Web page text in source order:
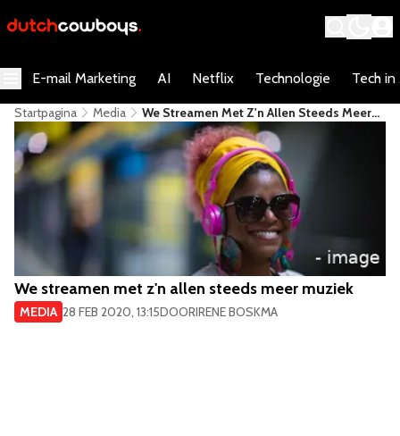
E-mail Marketing AI Netflix Technologie Tech in
Startpagina Media
We Streamen Met Z'n Allen Steeds Meer
Muziek
We streamen met z'n allen steeds meer muziek
MEDIA 28 FEB 2020, 13:15DOORIRENE BOSKMA